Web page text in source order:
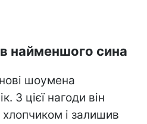
найменшого сина
шоумена
З цієї нагоди він
хлопчиком і залишив